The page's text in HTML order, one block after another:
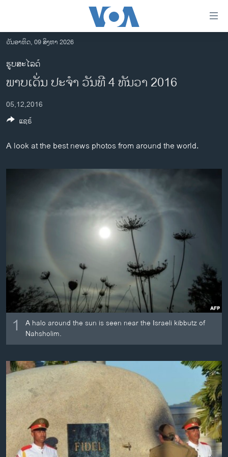
ເຂົ້າ
ຫາ
ຂ້າມ
ຂ້າມ
ໄປ
ຫາ
ຄົ້ນ
ລາວ
ອາເມຣິກາ
ການເລືອກຕັ້ງ ປະທານາທີບໍດີ ສະຫະລັດ 2024
ຂ່າວ​ຈີນ
ໂລກ
ພາສາອັງກິດ
ວີດີໂອ
ສຽງ
ລາຍການກະຈາຍສຽງ
ລາຍງານ
ຕິດຕາມພວກເຮົາ ທີ່
ພາສາຕ່າງໆ
ວັນອາທິດ, 09 ສິງຫາ 2026
ຮູບສະໄລດ໌
ພາບເດັ່ນ ປະຈຳ ວັນທີ 4 ທັນວາ 2016
05,12,2016
A look at the best news photos from around the world.
1
A halo around the sun is seen near the Israeli kibbutz of
Nahsholim.
ແຊຣ໌